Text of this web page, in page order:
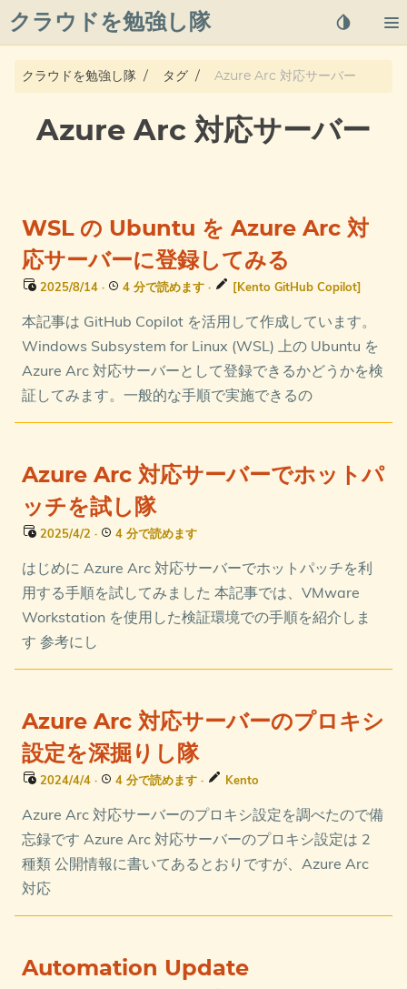
クラウドを勉強し隊
About
azure overview
タグ
クラウドを勉強し隊 タグ Azure Arc 対応サーバー
Azure Arc 対応サーバー
WSL の Ubuntu を Azure Arc 対
応サーバーに登録してみる
2025/8/14 · 4 分で読めます · [Kento GitHub Copilot]
本記事は GitHub Copilot を活用して作成しています。
Windows Subsystem for Linux (WSL) 上の Ubuntu を
Azure Arc 対応サーバーとして登録できるかどうかを検
証してみます。一般的な手順で実施できるの
Azure Arc 対応サーバーでホットパ
ッチを試し隊
2025/4/2 · 4 分で読めます
はじめに Azure Arc 対応サーバーでホットパッチを利
用する手順を試してみました 本記事では、VMware
Workstation を使用した検証環境での手順を紹介しま
す 参考にし
Azure Arc 対応サーバーのプロキシ
設定を深掘りし隊
2024/4/4 · 4 分で読めます · Kento
Azure Arc 対応サーバーのプロキシ設定を調べたので備
忘録です Azure Arc 対応サーバーのプロキシ設定は 2
種類 公開情報に書いてあるとおりですが、Azure Arc
対応
Automation Update